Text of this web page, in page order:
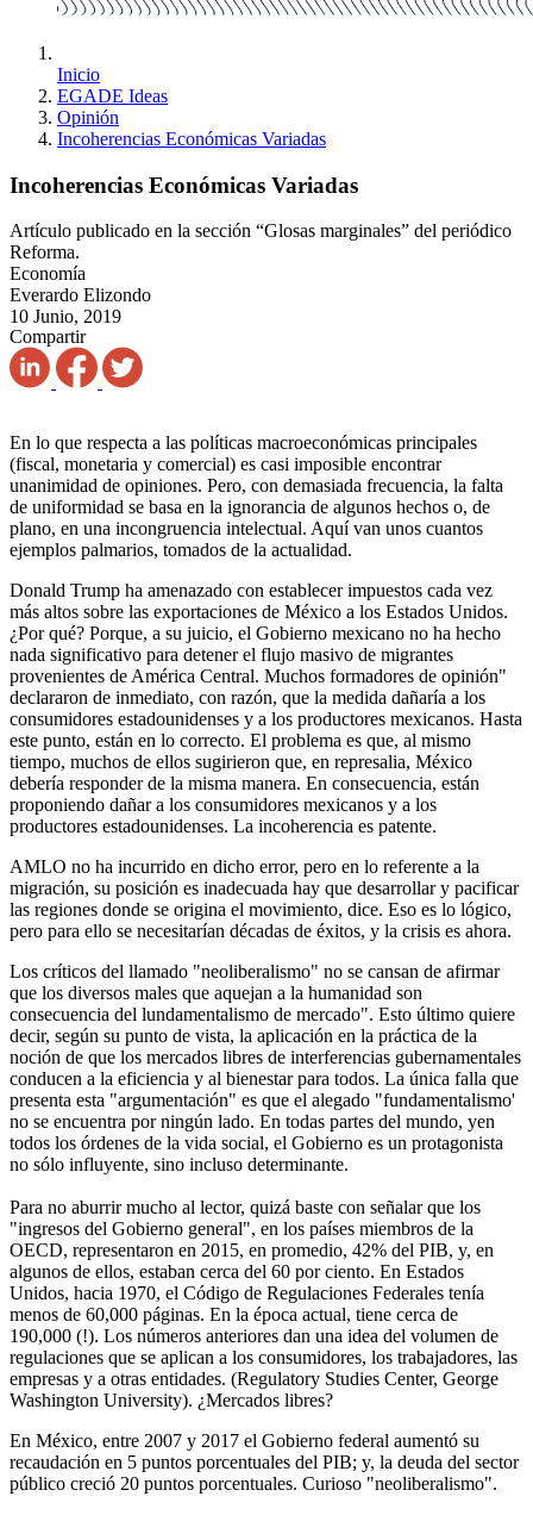
Inicio
EGADE Ideas
Opinión
Incoherencias Económicas Variadas
Incoherencias Económicas Variadas
Artículo publicado en la sección “Glosas marginales” del periódico
Reforma.
Economía
Everardo Elizondo
10 Junio, 2019
Compartir
En lo que respecta a las políticas macroeconómicas principales
(fiscal, monetaria y comercial) es casi imposible encontrar
unanimidad de opiniones. Pero, con demasiada frecuencia, la falta
de uniformidad se basa en la ignorancia de algunos hechos o, de
plano, en una incongruencia intelectual. Aquí van unos cuantos
ejemplos palmarios, tomados de la actualidad.
Donald Trump ha amenazado con establecer impuestos cada vez
más altos sobre las exportaciones de México a los Estados Unidos.
¿Por qué? Porque, a su juicio, el Gobierno mexicano no ha hecho
nada significativo para detener el flujo masivo de migrantes
provenientes de América Central. Muchos formadores de opinión"
declararon de inmediato, con razón, que la medida dañaría a los
consumidores estadounidenses y a los productores mexicanos. Hasta
este punto, están en lo correcto. El problema es que, al mismo
tiempo, muchos de ellos sugirieron que, en represalia, México
debería responder de la misma manera. En consecuencia, están
proponiendo dañar a los consumidores mexicanos y a los
productores estadounidenses. La incoherencia es patente.
AMLO no ha incurrido en dicho error, pero en lo referente a la
migración, su posición es inadecuada hay que desarrollar y pacificar
las regiones donde se origina el movimiento, dice. Eso es lo lógico,
pero para ello se necesitarían décadas de éxitos, y la crisis es ahora.
Los críticos del llamado "neoliberalismo" no se cansan de afirmar
que los diversos males que aquejan a la humanidad son
consecuencia del lundamentalismo de mercado". Esto último quiere
decir, según su punto de vista, la aplicación en la práctica de la
noción de que los mercados libres de interferencias gubernamentales
conducen a la eficiencia y al bienestar para todos. La única falla que
presenta esta "argumentación" es que el alegado "fundamentalismo'
no se encuentra por ningún lado. En todas partes del mundo, yen
todos los órdenes de la vida social, el Gobierno es un protagonista
no sólo influyente, sino incluso determinante.
Para no aburrir mucho al lector, quizá baste con señalar que los
"ingresos del Gobierno general", en los países miembros de la
OECD, representaron en 2015, en promedio, 42% del PIB, y, en
algunos de ellos, estaban cerca del 60 por ciento. En Estados
Unidos, hacia 1970, el Código de Regulaciones Federales tenía
menos de 60,000 páginas. En la época actual, tiene cerca de
190,000 (!). Los números anteriores dan una idea del volumen de
regulaciones que se aplican a los consumidores, los trabajadores, las
empresas y a otras entidades. (Regulatory Studies Center, George
Washington University). ¿Mercados libres?
En México, entre 2007 y 2017 el Gobierno federal aumentó su
recaudación en 5 puntos porcentuales del PIB; y, la deuda del sector
público creció 20 puntos porcentuales. Curioso "neoliberalismo".